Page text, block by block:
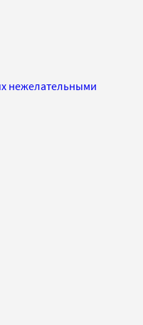
нежелательными